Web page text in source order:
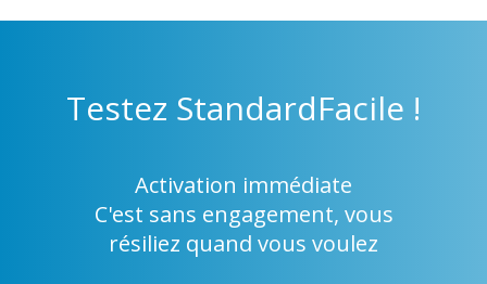
Testez StandardFacile !
Activation immédiate
C'est sans engagement, vous
résiliez quand vous voulez